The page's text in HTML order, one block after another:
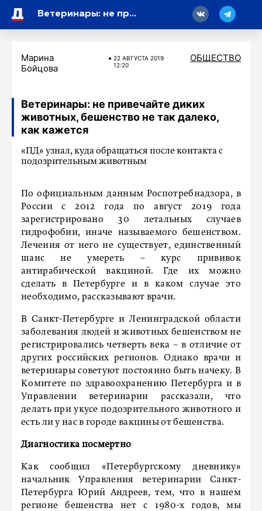
Ветеринары: не привечайте диких животных, бешенство не так далеко, как кажется
Марина
Бойцова
22 АВГУСТА 2019
12:20
ОБЩЕСТВО
Ветеринары: не привечайте диких
животных, бешенство не так далеко,
как кажется
«ПД» узнал, куда обращаться после контакта с
подозрительным животным
По официальным данным Роспотребнадзора, в
России с 2012 года по август 2019 года
зарегистрировано 30 летальных случаев
гидрофобии, иначе называемого бешенством.
Лечения от него не существует, единственный
шанс не умереть – курс прививок
антирабической вакциной. Где их можно
сделать в Петербурге и в каком случае это
необходимо, рассказывают врачи.
В Санкт-Петербурге и Ленинградской области
заболевания людей и животных бешенством не
регистрировались четверть века – в отличие от
других российских регионов. Однако врачи и
ветеринары советуют постоянно быть начеку. В
Комитете по здравоохранению Петербурга и в
Управлении ветеринарии рассказали, что
делать при укусе подозрительного животного и
есть ли у нас в городе вакцины от бешенства.
Диагностика посмертно
Как сообщил «Петербургскому дневнику»
начальник Управления ветеринарии Санкт-
Петербурга Юрий Андреев, тем, что в нашем
регионе бешенства нет с 1980-х годов, мы